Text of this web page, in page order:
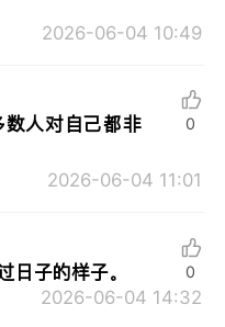
2026-06-04 10:49
人对自己都非
2026-06-04 11:01
0
日子的样子。
2026-06-04 14:32
0